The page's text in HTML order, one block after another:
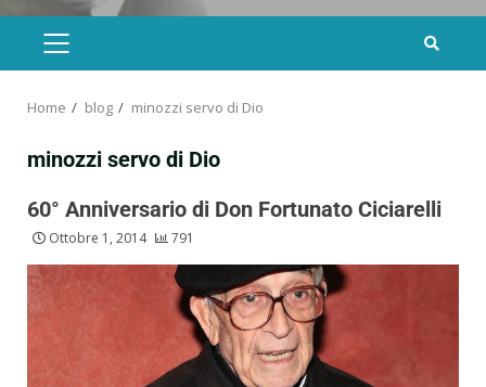
Home blog minozzi servo di Dio
minozzi servo di Dio
60° Anniversario di Don Fortunato Ciciarelli
Ottobre 1, 2014 791